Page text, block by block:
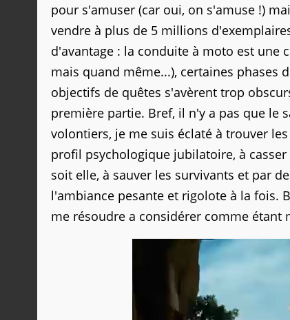
pour s'amuser (car oui, on s'amuse !)
vendre à plus de 5 millions
d'avantage : la conduite à moto est une
mais quand même...), certaines
objectifs de quêtes s'avèrent trop
première partie. Bref, il n'y a pas que le
volontiers, je me suis éclaté à trouver
profil psychologique jubilatoire, à
soit elle, à sauver les survivants et par
l'ambiance pesante et rigolote à la fois.
me résoudre a considérer comme étant